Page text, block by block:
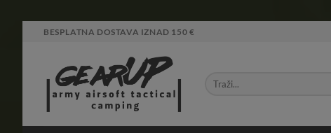
BESPLATNA DOSTAVA IZNAD 150 €